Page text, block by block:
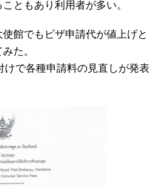
ともあり利用者が多い。
館でもビザ申請代が値上げと
た。
けで各種申請料の見直しが発表